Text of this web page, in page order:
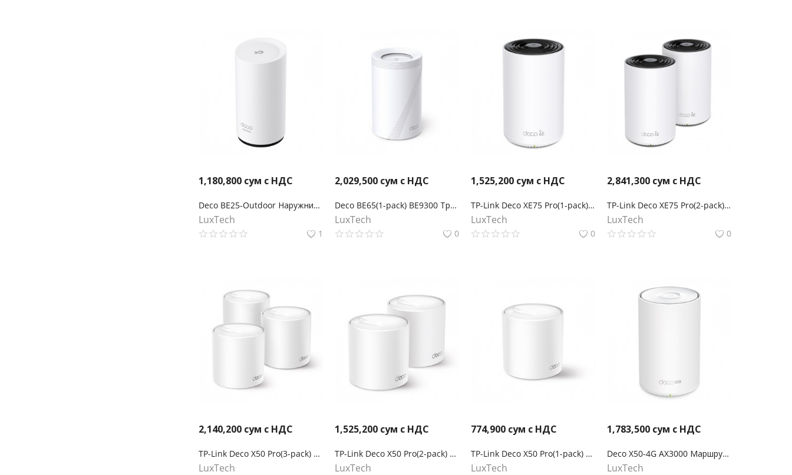
1,180,800 сум с НДС
Deco BE25-Outdoor Наружний Mesh WiFi 7-маршрутизатор BE3600
LuxTech
1
2,029,500 сум с НДС
Deco BE65(1-pack) BE9300 Трехдиапазонный Mesh-модуль Wi-Fi 7
LuxTech
0
1,525,200 сум с НДС
TP-Link Deco XE75 Pro(1-pack) Трехдиапазонный Mesh-модуль Wi-Fi 6E AXE5400
LuxTech
0
2,841,300 сум с НДС
TP-Link Deco XE75 Pro(2-pack) AXE5400 Трехдиапазонная Mesh-система Wi-Fi 6E
LuxTech
0
2,140,200 сум с НДС
TP-Link Deco X50 Pro(3-pack) Mesh-комплект AX3000
LuxTech
1,525,200 сум с НДС
TP-Link Deco X50 Pro(2-pack) Mesh-комплект AX3000
LuxTech
774,900 сум с НДС
TP-Link Deco X50 Pro(1-pack) Mesh-модуль AX3000
LuxTech
1,783,500 сум с НДС
Deco X50-4G AX3000 Маршрутизатор Mesh-системы Wi-Fi 6 с 4G+ модемом
LuxTech